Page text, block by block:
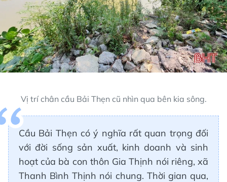
Vị trí chân cầu Bải Thẹn cũ nhìn qua bên kia sông.
Cầu Bải Thẹn có ý nghĩa rất quan trọng đối
với đời sống sản xuất, kinh doanh và sinh
hoạt của bà con thôn Gia Thịnh nói riêng, xã
Thanh Bình Thịnh nói chung. Thời gian qua,